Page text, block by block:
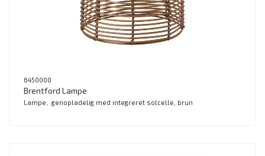
6450000
Brentford Lampe
Lampe, genopladelig med integreret solcelle, brun